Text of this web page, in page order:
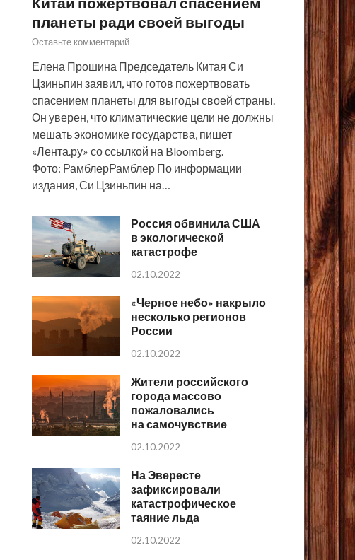
планеты ради своей выгоды
Оставьте комментарий
Елена Прошина Председатель Китая Си
Цзиньпин заявил, что готов пожертвовать
спасением планеты для выгоды своей страны.
Он уверен, что климатические цели не должны
мешать экономике государства, пишет
«Лента.ру» со ссылкой на Bloomberg.
Фото: РамблерРамблер По информации
издания, Си Цзиньпин на…
Россия обвинила США
в экологической
катастрофе
02.10.2022
«Черное небо» накрыло
несколько регионов
России
02.10.2022
Жители российского
города массово
пожаловались
на самочувствие
02.10.2022
На Эвересте
зафиксировали
катастрофическое
таяние льда
02.10.2022